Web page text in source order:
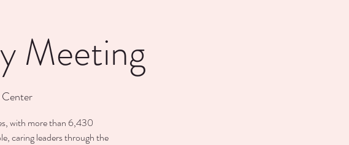
Meeting
with more than 6,430
caring leaders through the